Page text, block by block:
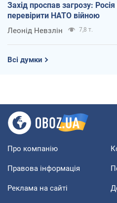
Захід проспав загрозу:
перевірити НАТО війною
Леонід Невзлін 7,8 т.
Всі думки
Про компанію
Правова інформація
Реклама на сайті